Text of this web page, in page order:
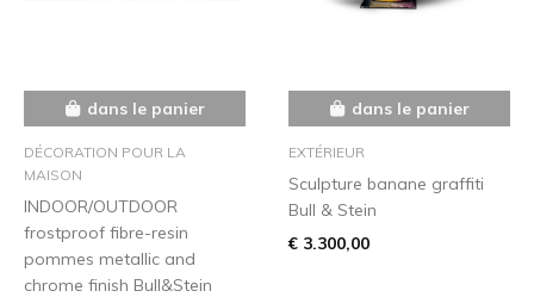
dans le panier
DÉCORATION POUR LA
MAISON
INDOOR/OUTDOOR
frostproof fibre-resin
pommes metallic and
chrome finish Bull&Stein
dans le panier
EXTÉRIEUR
Sculpture banane graffiti
Bull & Stein
€ 3.300,00